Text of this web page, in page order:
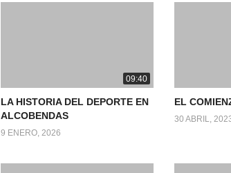
09:40
LA HISTORIA DEL DEPORTE EN
ALCOBENDAS
9 ENERO, 2026
EL
30 ABRIL,